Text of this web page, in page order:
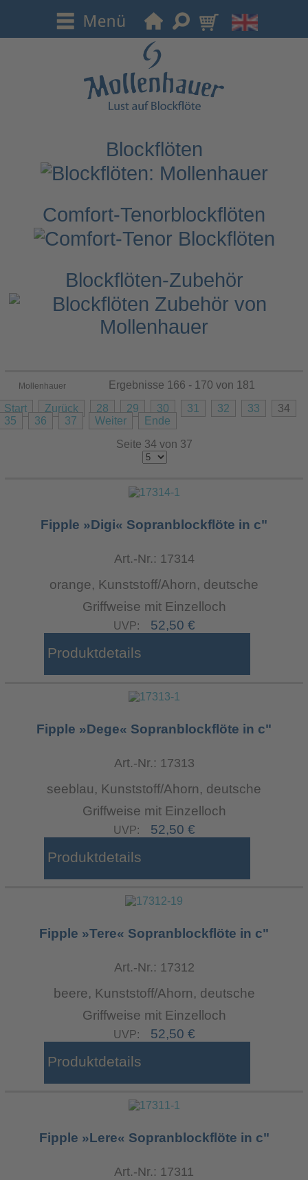
Blockflöten
Comfort-Tenorblockflöten
Blockflöten-Zubehör
Mollenhauer
Start Zurück 28 29 30 31 32 33
34
35
36 37 Weiter
Ende
Seite 34 von 37
Ergebnisse 166 - 170 von 181
Fipple »Digi« Sopranblockflöte in c"
Art.-Nr.: 17314
orange, Kunststoff/Ahorn, deutsche
Griffweise mit Einzelloch
UVP: 52,50 €
Produktdetails
Fipple »Dege« Sopranblockflöte in c"
Art.-Nr.: 17313
seeblau, Kunststoff/Ahorn, deutsche
Griffweise mit Einzelloch
UVP: 52,50 €
Produktdetails
Fipple »Tere« Sopranblockflöte in c"
Art.-Nr.: 17312
beere, Kunststoff/Ahorn, deutsche
Griffweise mit Einzelloch
UVP: 52,50 €
Produktdetails
Fipple »Lere« Sopranblockflöte in c"
Art.-Nr.: 17311